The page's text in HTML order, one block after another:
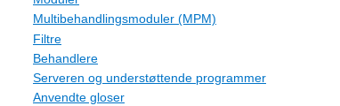
Multibehandlingsmoduler (MPM)
Filtre
Behandlere
Serveren og understøttende programmer
Anvendte gloser